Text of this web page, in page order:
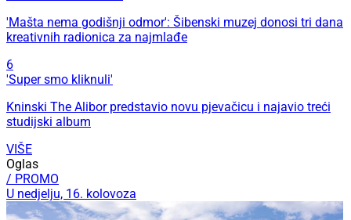
'Mašta nema godišnji odmor': Šibenski muzej donosi tri dana
kreativnih radionica za najmlađe
6
'Super smo kliknuli'
Kninski The Alibor predstavio novu pjevačicu i najavio treći
studijski album
VIŠE
Oglas
/ PROMO
U nedjelju, 16. kolovoza